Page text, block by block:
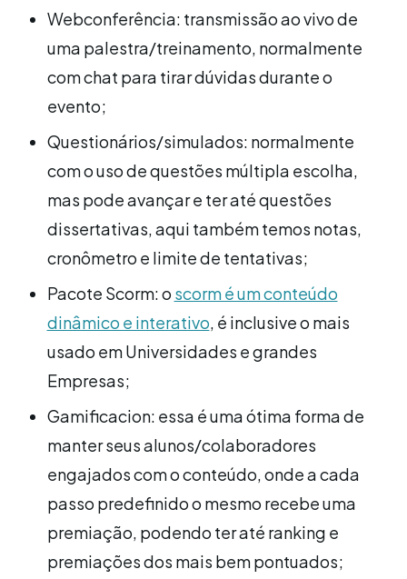
Webconferência: transmissão ao vivo de
uma palestra/treinamento, normalmente
com chat para tirar dúvidas durante o
evento;
Questionários/simulados: normalmente
com o uso de questões múltipla escolha,
mas pode avançar e ter até questões
dissertativas, aqui também temos notas,
cronômetro e limite de tentativas;
Pacote Scorm: o scorm é um conteúdo
dinâmico e interativo, é inclusive o mais
usado em Universidades e grandes
Empresas;
Gamificacion: essa é uma ótima forma de
manter seus alunos/colaboradores
engajados com o conteúdo, onde a cada
passo predefinido o mesmo recebe uma
premiação, podendo ter até ranking e
premiações dos mais bem pontuados;